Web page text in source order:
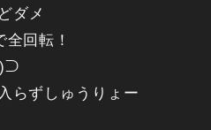
ダメ
回転！
)⊃
らずしゅうりょー